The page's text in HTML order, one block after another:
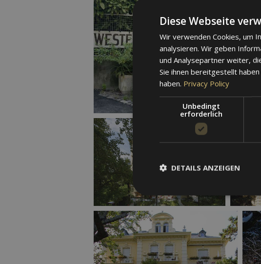
Diese Webseite
Wir verwenden Cookies, um
analysieren. Wir geben
und Analysepartner weiter,
Sie ihnen bereitgestellt
haben. Privacy Policy
Unbedingt
erforderlich
DETAILS ANZEIGEN